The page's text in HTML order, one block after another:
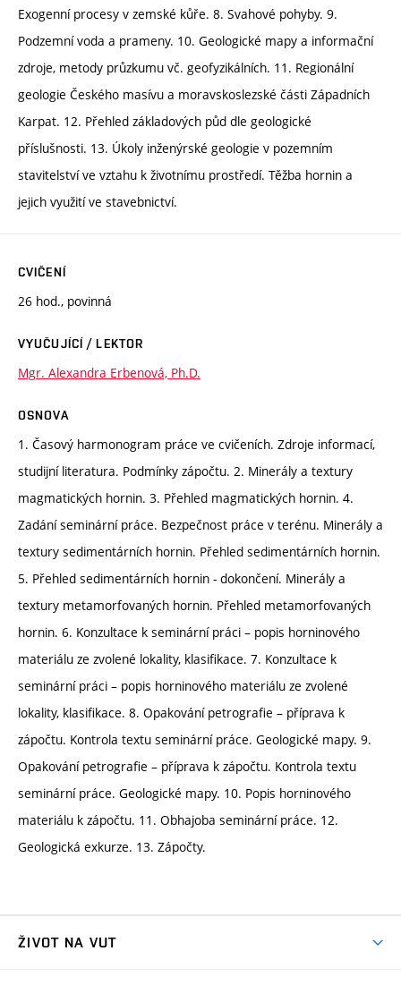
Exogenní procesy v zemské kůře. 8. Svahové pohyby. 9.
Podzemní voda a prameny. 10. Geologické mapy a informační
zdroje, metody průzkumu vč. geofyzikálních. 11. Regionální
geologie Českého masívu a moravskoslezské části Západních
Karpat. 12. Přehled základových půd dle geologické
příslušnosti. 13. Úkoly inženýrské geologie v pozemním
stavitelství ve vztahu k životnímu prostředí. Těžba hornin a
jejich využití ve stavebnictví.
CVIČENÍ
26 hod., povinná
VYUČUJÍCÍ / LEKTOR
Mgr. Alexandra Erbenová, Ph.D.
OSNOVA
1. Časový harmonogram práce ve cvičeních. Zdroje informací,
studijní literatura. Podmínky zápočtu. 2. Minerály a textury
magmatických hornin. 3. Přehled magmatických hornin. 4.
Zadání seminární práce. Bezpečnost práce v terénu. Minerály a
textury sedimentárních hornin. Přehled sedimentárních hornin.
5. Přehled sedimentárních hornin - dokončení. Minerály a
textury metamorfovaných hornin. Přehled metamorfovaných
hornin. 6. Konzultace k seminární práci – popis horninového
materiálu ze zvolené lokality, klasifikace. 7. Konzultace k
seminární práci – popis horninového materiálu ze zvolené
lokality, klasifikace. 8. Opakování petrografie – příprava k
zápočtu. Kontrola textu seminární práce. Geologické mapy. 9.
Opakování petrografie – příprava k zápočtu. Kontrola textu
seminární práce. Geologické mapy. 10. Popis horninového
materiálu k zápočtu. 11. Obhajoba seminární práce. 12.
Geologická exkurze. 13. Zápočty.
ŽIVOT NA VUT